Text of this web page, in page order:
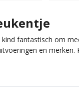
fantastisch om
en